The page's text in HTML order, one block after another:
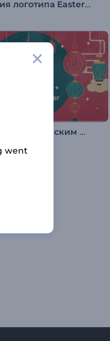
Презентация логотипа Easter Clay
Поздравление с Китайским Новым годом
went